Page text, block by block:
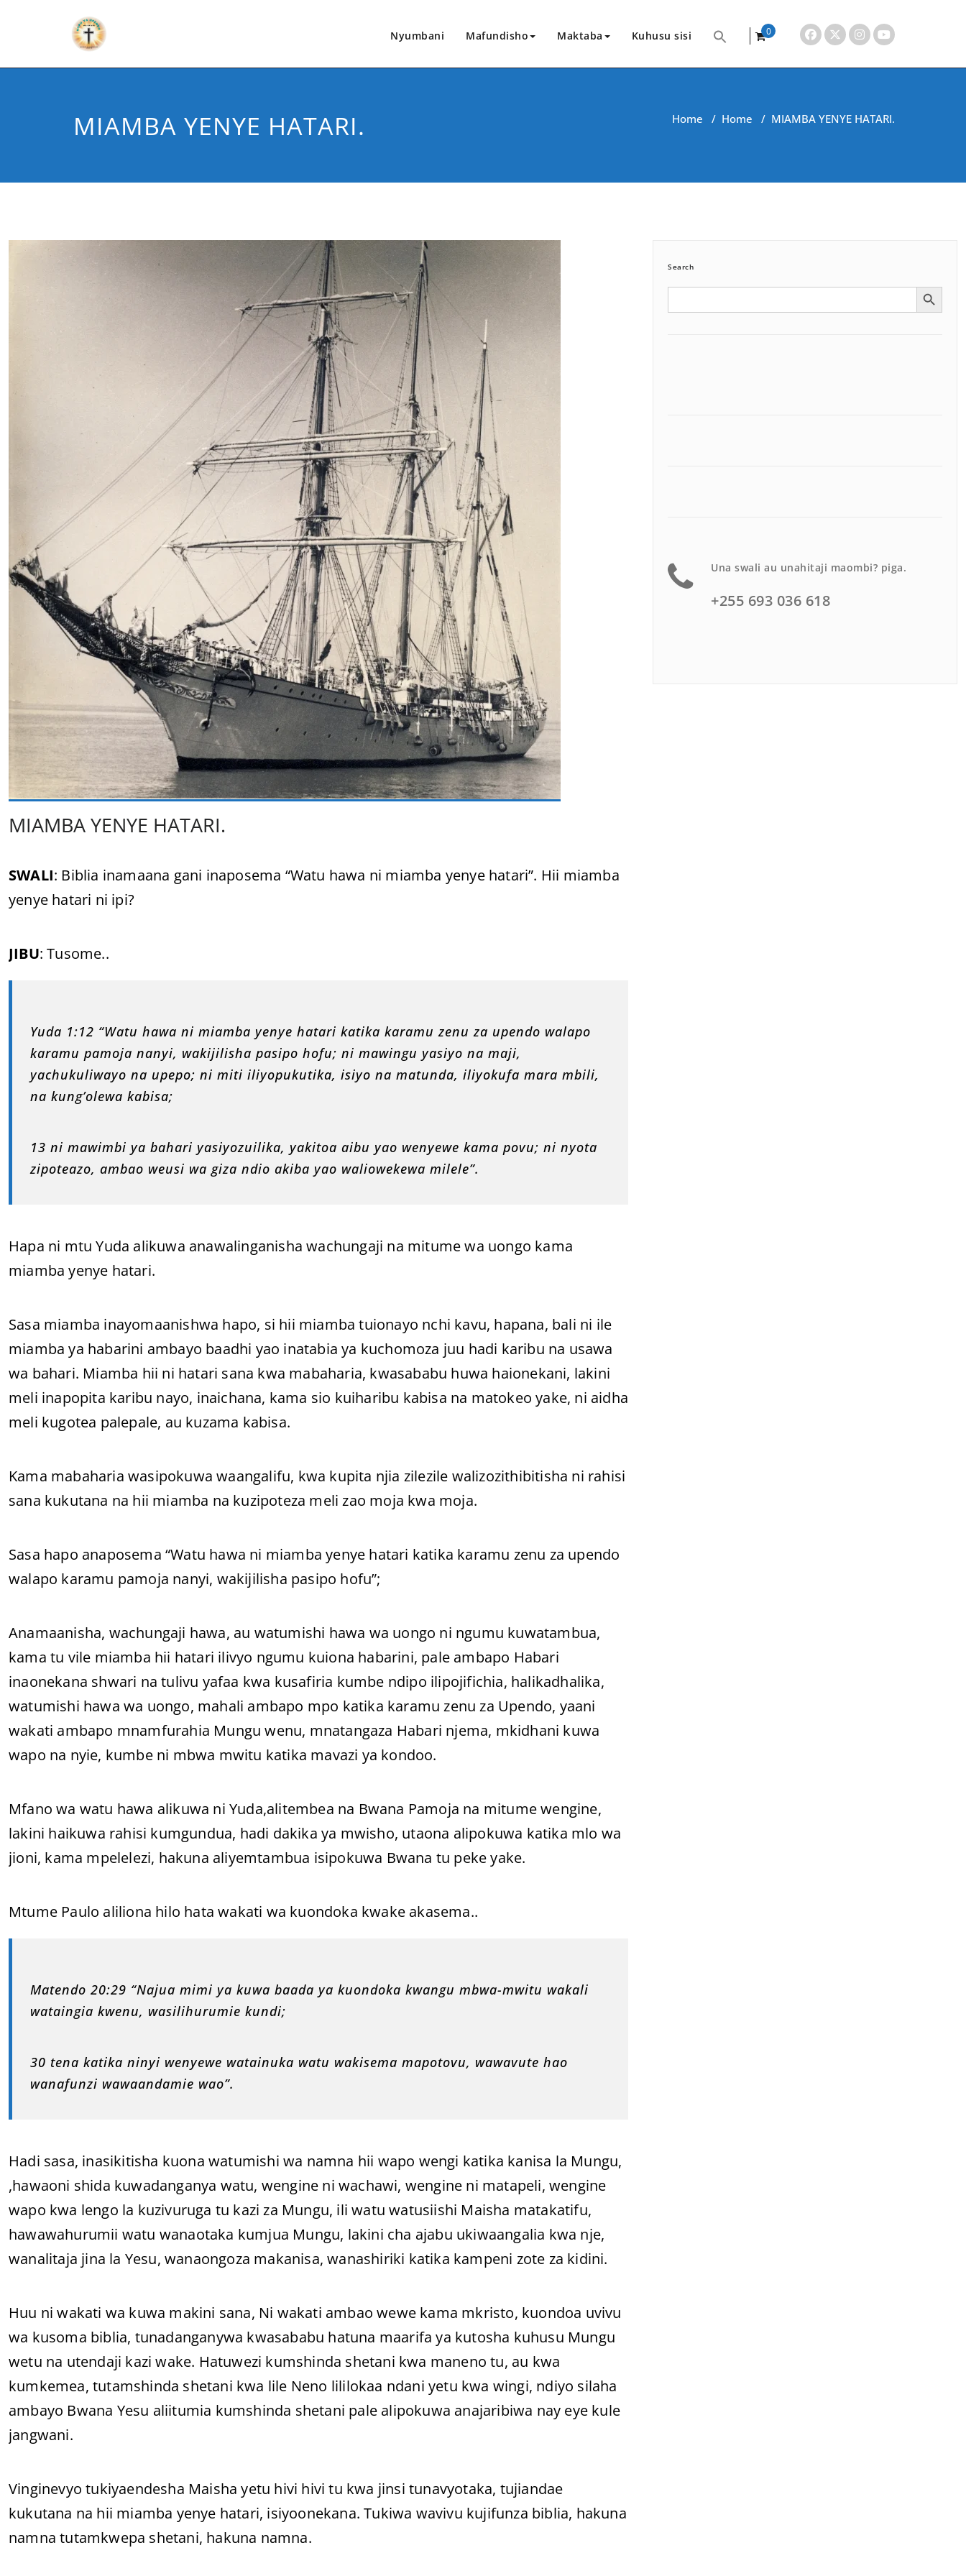
Nyumbani Mafundisho Maktaba Kuhusu sisi
0
MIAMBA YENYE HATARI. Home / Home / MIAMBA YENYE HATARI.
MIAMBA YENYE HATARI.
SWALI: Biblia inamaana gani inaposema “Watu hawa ni miamba yenye hatari”. Hii miamba
yenye hatari ni ipi?
JIBU: Tusome..
Yuda 1:12 “Watu hawa ni miamba yenye hatari katika karamu zenu za upendo walapo
karamu pamoja nanyi, wakijilisha pasipo hofu; ni mawingu yasiyo na maji,
yachukuliwayo na upepo; ni miti iliyopukutika, isiyo na matunda, iliyokufa mara mbili,
na kung’olewa kabisa;
13 ni mawimbi ya bahari yasiyozuilika, yakitoa aibu yao wenyewe kama povu; ni nyota
zipoteazo, ambao weusi wa giza ndio akiba yao waliowekewa milele”.
Hapa ni mtu Yuda alikuwa anawalinganisha wachungaji na mitume wa uongo kama
miamba yenye hatari.
Sasa miamba inayomaanishwa hapo, si hii miamba tuionayo nchi kavu, hapana, bali ni ile
miamba ya habarini ambayo baadhi yao inatabia ya kuchomoza juu hadi karibu na usawa
wa bahari. Miamba hii ni hatari sana kwa mabaharia, kwasababu huwa haionekani, lakini
meli inapopita karibu nayo, inaichana, kama sio kuiharibu kabisa na matokeo yake, ni aidha
meli kugotea palepale, au kuzama kabisa.
Kama mabaharia wasipokuwa waangalifu, kwa kupita njia zilezile walizozithibitisha ni rahisi
sana kukutana na hii miamba na kuzipoteza meli zao moja kwa moja.
Sasa hapo anaposema “Watu hawa ni miamba yenye hatari katika karamu zenu za upendo
walapo karamu pamoja nanyi, wakijilisha pasipo hofu”;
Anamaanisha, wachungaji hawa, au watumishi hawa wa uongo ni ngumu kuwatambua,
kama tu vile miamba hii hatari ilivyo ngumu kuiona habarini, pale ambapo Habari
inaonekana shwari na tulivu yafaa kwa kusafiria kumbe ndipo ilipojifichia, halikadhalika,
watumishi hawa wa uongo, mahali ambapo mpo katika karamu zenu za Upendo, yaani
wakati ambapo mnamfurahia Mungu wenu, mnatangaza Habari njema, mkidhani kuwa
wapo na nyie, kumbe ni mbwa mwitu katika mavazi ya kondoo.
Mfano wa watu hawa alikuwa ni Yuda,alitembea na Bwana Pamoja na mitume wengine,
lakini haikuwa rahisi kumgundua, hadi dakika ya mwisho, utaona alipokuwa katika mlo wa
jioni, kama mpelelezi, hakuna aliyemtambua isipokuwa Bwana tu peke yake.
Mtume Paulo aliliona hilo hata wakati wa kuondoka kwake akasema..
Matendo 20:29 “Najua mimi ya kuwa baada ya kuondoka kwangu mbwa-mwitu wakali
wataingia kwenu, wasilihurumie kundi;
30 tena katika ninyi wenyewe watainuka watu wakisema mapotovu, wawavute hao
wanafunzi wawaandamie wao”.
Hadi sasa, inasikitisha kuona watumishi wa namna hii wapo wengi katika kanisa la Mungu,
,hawaoni shida kuwadanganya watu, wengine ni wachawi, wengine ni matapeli, wengine
wapo kwa lengo la kuzivuruga tu kazi za Mungu, ili watu watusiishi Maisha matakatifu,
hawawahurumii watu wanaotaka kumjua Mungu, lakini cha ajabu ukiwaangalia kwa nje,
wanalitaja jina la Yesu, wanaongoza makanisa, wanashiriki katika kampeni zote za kidini.
Huu ni wakati wa kuwa makini sana, Ni wakati ambao wewe kama mkristo, kuondoa uvivu
wa kusoma biblia, tunadanganywa kwasababu hatuna maarifa ya kutosha kuhusu Mungu
wetu na utendaji kazi wake. Hatuwezi kumshinda shetani kwa maneno tu, au kwa
kumkemea, tutamshinda shetani kwa lile Neno lililokaa ndani yetu kwa wingi, ndiyo silaha
ambayo Bwana Yesu aliitumia kumshinda shetani pale alipokuwa anajaribiwa nay eye kule
jangwani.
Vinginevyo tukiyaendesha Maisha yetu hivi hivi tu kwa jinsi tunavyotaka, tujiandae
kukutana na hii miamba yenye hatari, isiyoonekana. Tukiwa wavivu kujifunza biblia, hakuna
namna tutamkwepa shetani, hakuna namna.
Search
Search Search Button
Una swali au unahitaji maombi? piga.
+255 693 036 618